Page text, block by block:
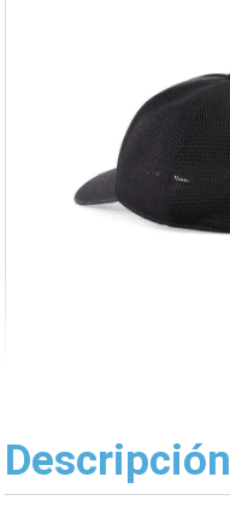
Descripción